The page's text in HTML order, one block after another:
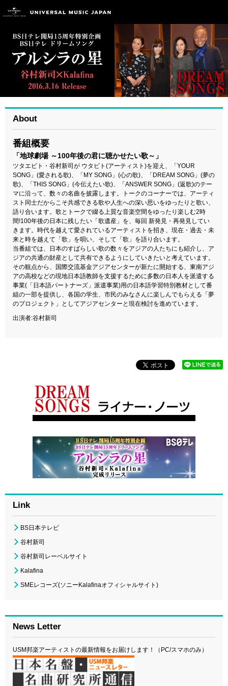
About
番組概要
「地球劇場 ～100年後の君に聴かせたい歌～」
ツタエビト・谷村新司が ウタビト(アーティスト)を迎え、「YOUR
SONG」(愛される歌)、「MY SONG」(心の歌)、「DREAM SONG」(夢の
歌)、「THIS SONG」(今伝えたい歌)、「ANSWER SONG」(返歌)のテー
マに沿って、数々の名曲を披露します。トークのコーナーでは、アーティ
スト同士だからこそ共感できる歌や人生への深い思いをゆったりと歌い、
語り合います。歌とトークで綴る上質な音楽空間をゆったり楽しむ2時
間!100年後の日本に残したい「歌遺産」を、毎回 新発見・再発見してい
きます。時代を越えて愛されているアーティストを招き、現在・過去・未
来と時を越えて「歌」を唄い、そして「歌」を語り合います。
当番組では、日本のすばらしい歌の数々をアジアの人たちにも紹介し、ア
ジアの共通の財産として共有できるようにしていきたいと考えています。
その観点から、国際交流基金アジアセンターが新たに開始する、東南アジ
アの高校などの現地日本語教師を支援するために多数の日本人を派遣する
事業(「日本語パートナーズ」派遣事業)用の日本語学習特別教材として番
組の一部を提供し、各国の学生、市民のみなさんに楽しんでもらえる「夢
のプロジェクト」としてアジアセンターと現在検討を進めています。
出演者:谷村新司
Link
BS日本テレビ
谷村新司
谷村新司レーベルサイト
Kalafina
SMEレコーズ(ソニーKalafinaオフィシャルサイト)
News Letter
USM邦楽アーティストの最新情報をお届けします！（PC/スマホのみ）